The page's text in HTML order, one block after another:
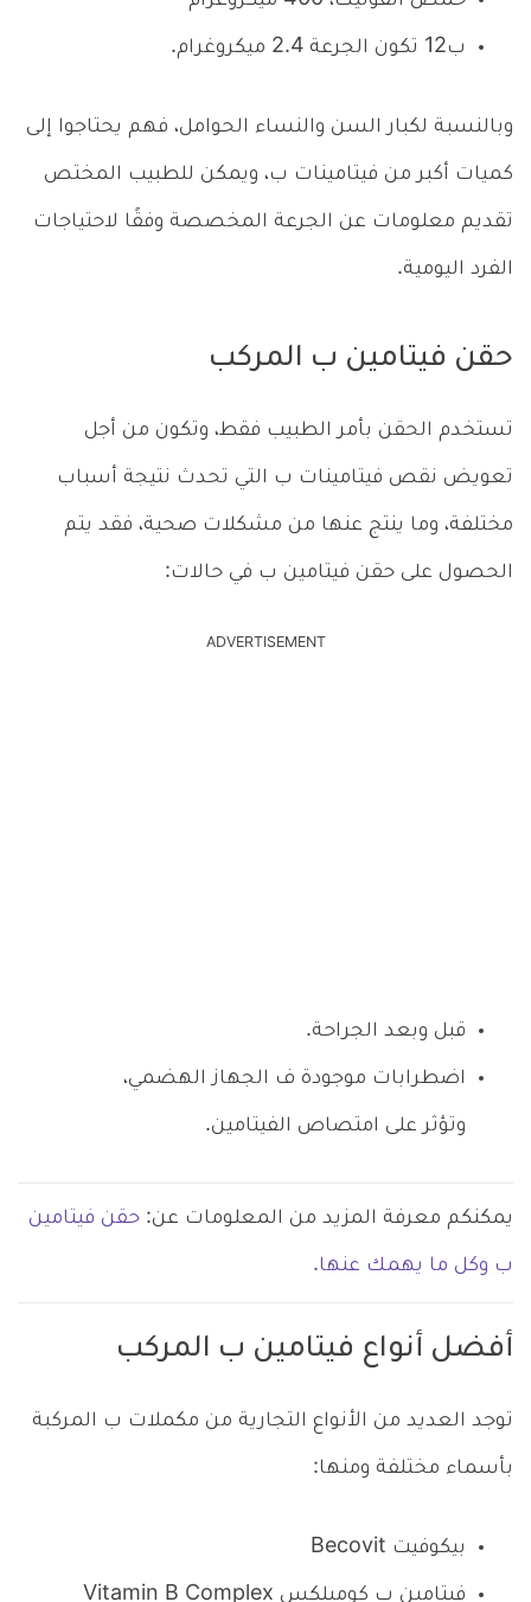
ب12 تكون الجرعة 2.4 ميكروغرام.
وبالنسبة لكبار السن والنساء الحوامل، فهم يحتاجوا إلى
كميات أكبر من فيتامينات ب، ويمكن للطبيب المختص
تقديم معلومات عن الجرعة المخصصة وفقًا لاحتياجات
الفرد اليومية.
حقن فيتامين ب المركب
تستخدم الحقن بأمر الطبيب فقط، وتكون من أجل
تعويض نقص فيتامينات ب التي تحدث نتيجة أسباب
مختلفة، وما ينتج عنها من مشكلات صحية، فقد يتم
الحصول على حقن فيتامين ب في حالات:
ADVERTISEMENT
قبل وبعد الجراحة.
اضطرابات موجودة ف الجهاز الهضمي،
وتؤثر على امتصاص الفيتامين.
يمكنكم معرفة المزيد من المعلومات عن: حقن فيتامين
ب وكل ما يهمك عنها.
أفضل أنواع فيتامين ب المركب
توجد العديد من الأنواع التجارية من مكملات ب المركبة
بأسماء مختلفة ومنها:
بيكوفيت Becovit
فيتامين ب كومبلكس Vitamin B Complex